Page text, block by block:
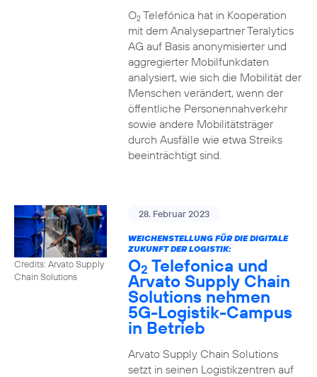
O2Telefónica hat in Kooperation
mit dem Analysepartner Teralytics
AG auf Basis anonymisierter und
aggregierter Mobilfunkdaten
analysiert, wie sich die Mobilität der
Menschen verändert, wenn der
öffentliche Personennahverkehr
sowie andere Mobilitätsträger
durch Ausfälle wie etwa Streiks
beeinträchtigt sind.
Credits: Arvato Supply
Chain Solutions
28. Februar 2023
WEICHENSTELLUNG FÜR DIE DIGITALE
ZUKUNFT DER LOGISTIK:
O2 Telefonica und
Arvato Supply Chain
Solutions nehmen
5G-Logistik-Campus
in Betrieb
Arvato Supply Chain Solutions
setzt in seinen Logistikzentren auf